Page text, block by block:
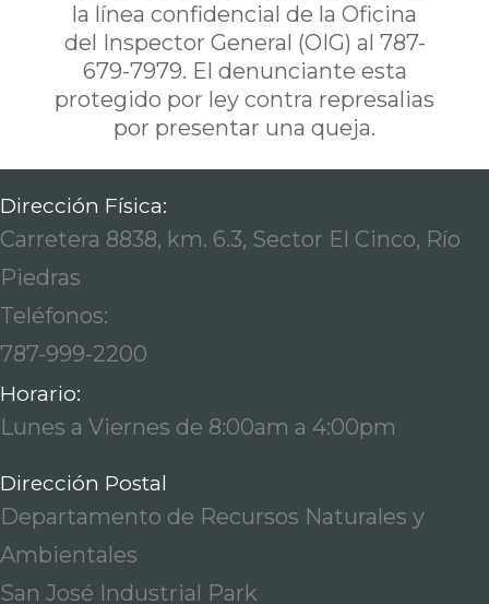
la línea confidencial de la Oficina
del Inspector General (OIG) al 787-
679-7979. El denunciante esta
protegido por ley contra represalias
por presentar una queja.
Dirección Física:
Carretera 8838, km. 6.3, Sector El Cinco, Río
Piedras
Teléfonos:
787-999-2200
Horario:
Lunes a Viernes de 8:00am a 4:00pm
Dirección Postal
Departamento de Recursos Naturales y
Ambientales
San José Industrial Park